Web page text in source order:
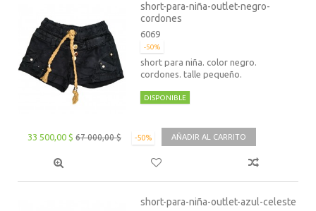
short-para-niña-outlet-negro-
cordones
6069
-50%
short para niña. color negro.
cordones. talle pequeño.
DISPONIBLE
33 500,00 $ 67 000,00 $ -50% AÑADIR AL CARRITO
short-para-niña-outlet-azul-celeste